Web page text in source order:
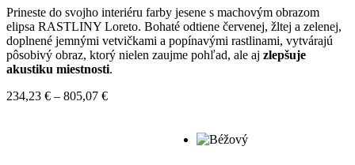
Prineste do svojho interiéru farby jesene s machovým obrazom
elipsa RASTLINY Loreto. Bohaté odtiene červenej, žltej a zelenej,
doplnené jemnými vetvičkami a popínavými rastlinami, vytvárajú
pôsobivý obraz, ktorý nielen zaujme pohľad, ale aj zlepšuje
akustiku miestnosti.
234,23 € – 805,07 €Price